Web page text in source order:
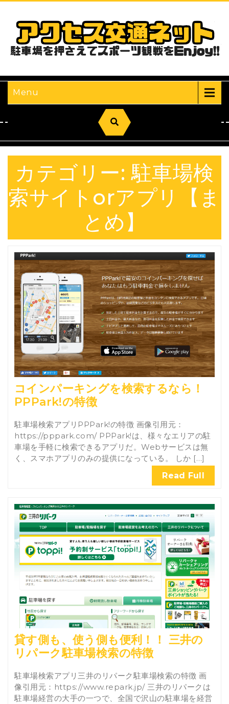
Menu
カテゴリー:駐車場検
索サイトorアプリ【ま
とめ】
コインパーキングを検索するなら！
PPPark!の特徴
駐車場検索アプリPPPark!の特徴 画像引用元：
https://pppark.com/ PPPark!は、様々なエリアの駐
車場を手軽に検索できるアプリだ。Webサービスは無
く、スマホアプリのみの提供になっている。 しか […]
Read Full
貸す側も、使う側も便利！！ 三井の
リパーク駐車場検索の特徴
駐車場検索アプリ三井のリパーク駐車場検索の特徴 画
像引用元：https://www.repark.jp/ 三井のリパークは
駐車場経営の大手の一つで、全国で沢山の駐車場を経営